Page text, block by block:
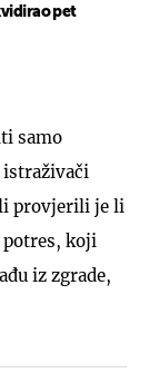
pet
samo
istraživači
provjerili je li
potres, koji
iz zgrade,